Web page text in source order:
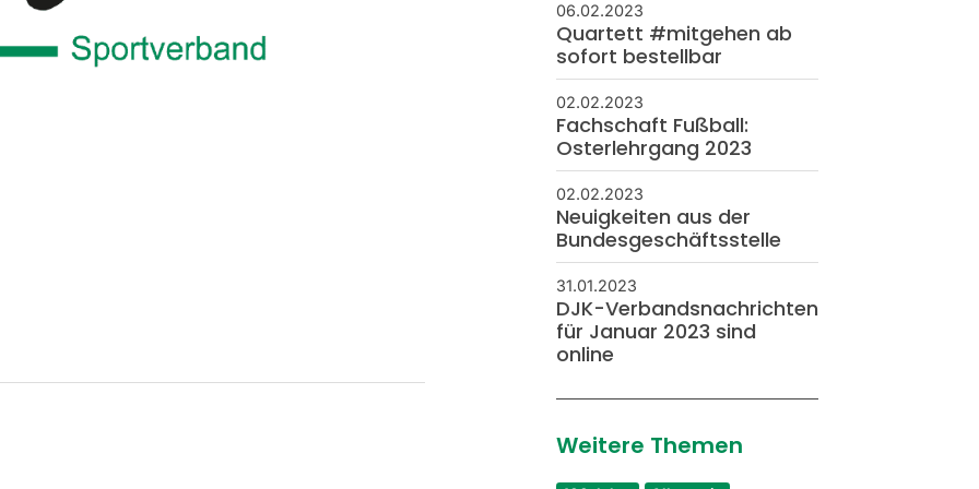
06.02.2023
Quartett #mitgehen ab
sofort bestellbar
02.02.2023
Fachschaft Fußball:
Osterlehrgang 2023
02.02.2023
Neuigkeiten aus der
Bundesgeschäftsstelle
31.01.2023
DJK-Verbandsnachrichten
für Januar 2023 sind
online
Weitere Themen